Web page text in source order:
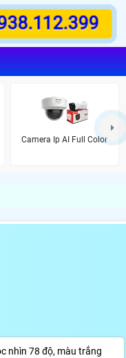
Camera Ip AI Full Color
nhìn 78 độ, màu trắng